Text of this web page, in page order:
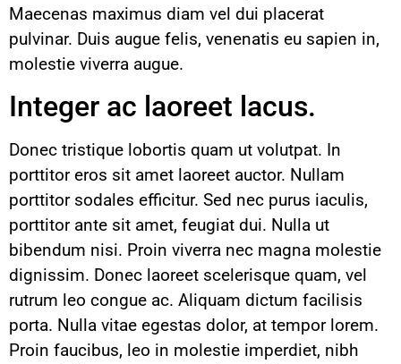
Maecenas maximus diam vel dui placerat
pulvinar. Duis augue felis, venenatis eu sapien in,
molestie viverra augue.
Integer ac laoreet lacus.
Donec tristique lobortis quam ut volutpat. In
porttitor eros sit amet laoreet auctor. Nullam
porttitor sodales efficitur. Sed nec purus iaculis,
porttitor ante sit amet, feugiat dui. Nulla ut
bibendum nisi. Proin viverra nec magna molestie
dignissim. Donec laoreet scelerisque quam, vel
rutrum leo congue ac. Aliquam dictum facilisis
porta. Nulla vitae egestas dolor, at tempor lorem.
Proin faucibus, leo in molestie imperdiet, nibh